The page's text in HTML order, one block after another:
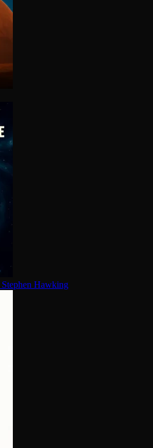
Stephen Hawking